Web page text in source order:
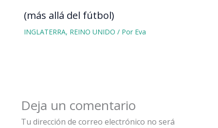
(más allá del fútbol)
INGLATERRA, REINO UNIDO / Por Eva
Deja un comentario
Tu dirección de correo electrónico no será